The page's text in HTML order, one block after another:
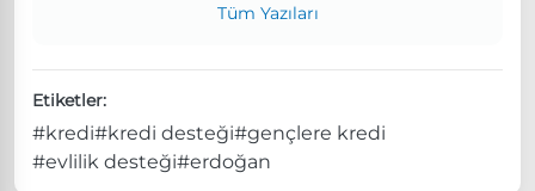
Tüm Yazıları
Etiketler:
#kredi#kredi desteği#gençlere kredi
#evlilik desteği#erdoğan